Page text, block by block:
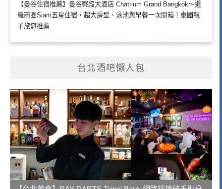
【曼谷住宿推薦】曼谷察殿大酒店 Chatrium Grand Bangkok～暹
羅商圈Siam五星住宿，超大房型、泳池與早餐一次開箱！泰國親
子旅遊推薦
台北酒吧懶人包